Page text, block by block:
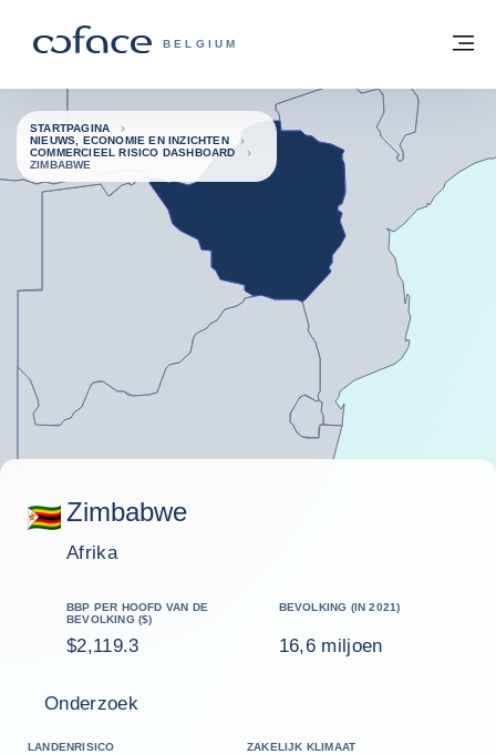
COFACE, FOR TRADE - GROEP
BELGIUM
Terug naar startpagina
STARTPAGINA
NIEUWS, ECONOMIE EN INZICHTEN
COMMERCIEEL RISICO DASHBOARD
ZIMBABWE
Zimbabwe
Afrika
BBP PER HOOFD VAN DE
BEVOLKING ($)
$2,119.3
BEVOLKING (IN 2021)
16,6 miljoen
Onderzoek
LANDENRISICO ZAKELIJK KLIMAAT